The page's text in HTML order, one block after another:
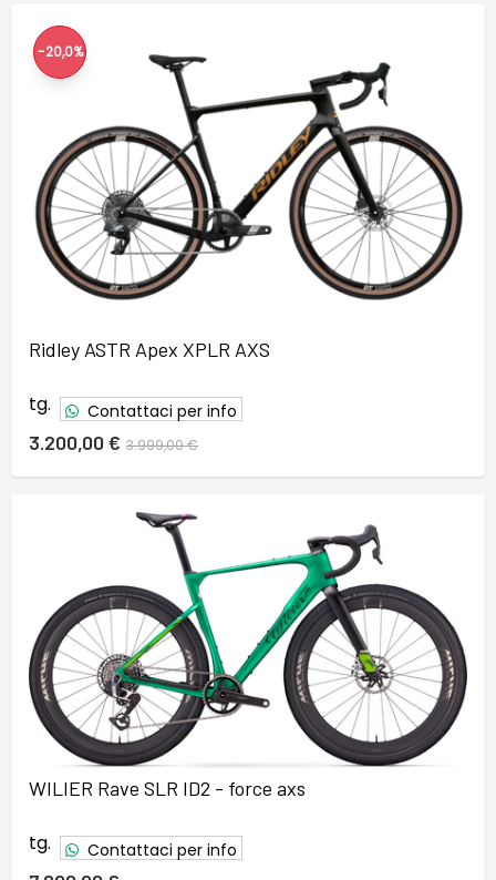
-20,0%
Ridley ASTR Apex XPLR AXS
tg. Contattaci per info
3.200,00 € 3.999,00 €
WILIER Rave SLR ID2 - force axs
tg. Contattaci per info